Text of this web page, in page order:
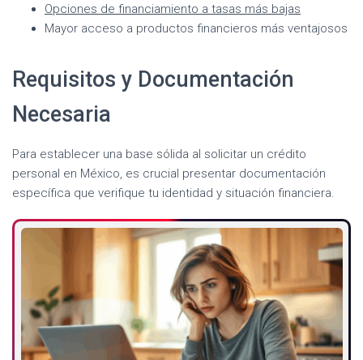
Opciones de financiamiento a tasas más bajas
Mayor acceso a productos financieros más ventajosos
Requisitos y Documentación
Necesaria
Para establecer una base sólida al solicitar un crédito
personal en México, es crucial presentar documentación
específica que verifique tu identidad y situación financiera.